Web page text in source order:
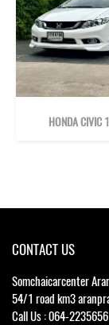
HONDA CIVIC
CONTACT US
Somchaicarcenter
54/1 road km3
Call Us : 064-2235656